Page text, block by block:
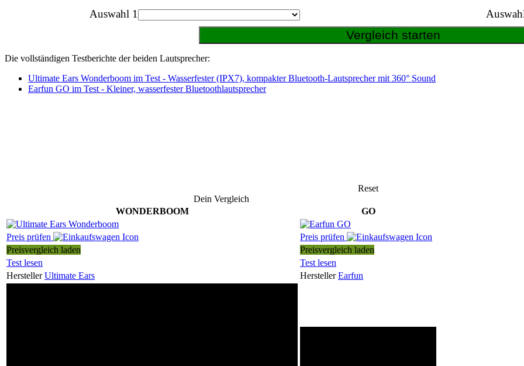
Auswahl 1
Die vollständigen Testberichte der beiden Lautsprecher:
Ultimate Ears Wonderboom im Test - Wasserfester (IPX7), kompakter Bluetooth-Lautsprecher mit 360° Sound
Earfun GO im Test - Kleiner, wasserfester Bluetoothlautsprecher
Reset
Dein Vergleich
WONDERBOOM
GO
Preis prüfen
Preis prüfen
Preisvergleich laden
Preisvergleich laden
Test lesen
Test lesen
Hersteller Ultimate Ears Hersteller Earfun